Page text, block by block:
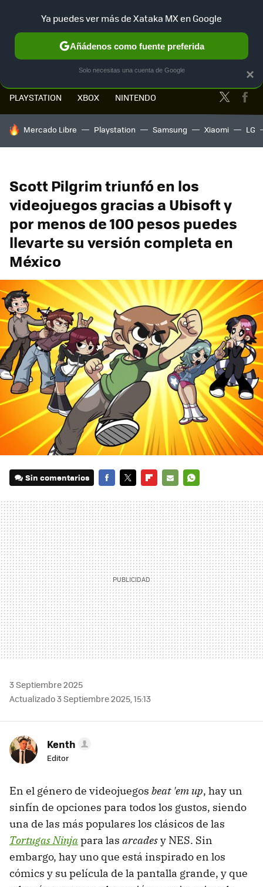
PLAYSTATION XBOX NINTENDO Twitter
HOY SE HABLA DE
Mercado Libre Playstation Samsung Xiaomi LG
Scott Pilgrim triunfó en los
videojuegos gracias a Ubisoft y
por menos de 100 pesos puedes
llevarte su versión completa en
México
Sin comentarios
MAIL
3 Septiembre 2025
Actualizado 3 Septiembre 2025, 15:13
Kenth
Editor
En el género de videojuegos beat 'em up, hay un
sinfín de opciones para todos los gustos, siendo
una de las más populares los clásicos de las
Tortugas Ninjapara las arcadesy NES. Sin
embargo, hay uno que está inspirado en los
cómics y su película de la pantalla grande, y que
×
Ya puedes ver más de Xataka MX en Google
Añádenos como fuente preferida
Solo necesitas una cuenta de Google